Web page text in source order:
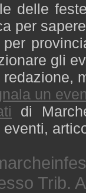
delle
per
gli
un
di
Trib.